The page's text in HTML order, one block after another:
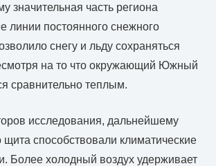
значительная часть региона
линии постоянного снежного
снегу и льду сохраняться
на то что окружающий Южный
сравнительно теплым.
исследования, дальнейшему
щита способствовали климатические
Более холодный воздух удерживает